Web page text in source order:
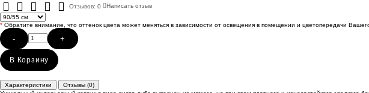
Отзывов: 0 Написать отзыв
* Обратите внимание, что оттенок цвета может меняться в зависимости от освещения в помещении и цветопередачи
- +
В Корзину
Характеристики
Отзывы (0)